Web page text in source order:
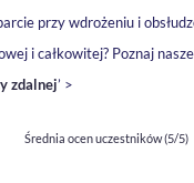
przy wdrożeniu i
i całkowitej? Poznaj
zdalnej’ >
Średnia ocen uczestników (5/5)